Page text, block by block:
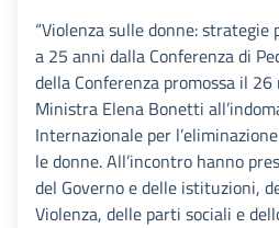
“Violenza sulle donne: strategie
a 25 anni dalla Conferenza di
della Conferenza promossa il
Ministra Elena Bonetti
Internazionale per
le donne. All’incontro hanno
del Governo e delle istituzioni,
Violenza, delle parti sociali e